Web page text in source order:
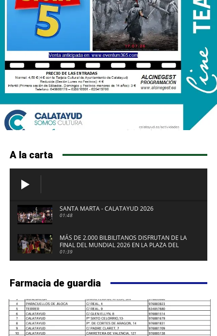
A la carta
SANTA MARTA - CALATAYUD 2026
01:48
MÁS DE 2.000 BILBILITANOS DISFRUTAN DE LA
FINAL DEL MUNDIAL 2026 EN LA PLAZA DEL
FUERTE DE CALATAYUD
01:39
Farmacia de guardia